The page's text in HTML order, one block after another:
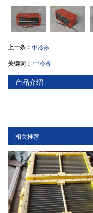
上一条： 中冷器
关键词： 中冷器
产品介绍
相关推荐